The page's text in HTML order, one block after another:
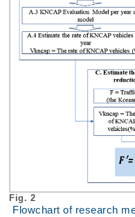
Fig. 2
Flowchart of research